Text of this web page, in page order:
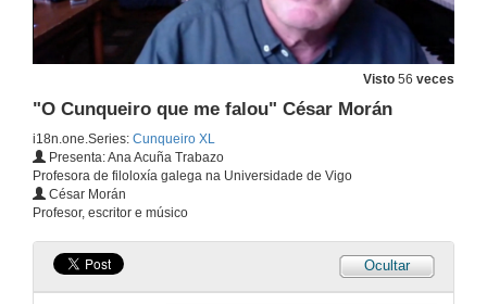
Visto 56 veces
"O Cunqueiro que me falou" César Morán
i18n.one.Series: Cunqueiro XL
Presenta: Ana Acuña Trabazo
Profesora de filoloxía galega na Universidade de Vigo
César Morán
Profesor, escritor e músico
Ocultar
3 de mar. de 2021
3 de mar. de 2021